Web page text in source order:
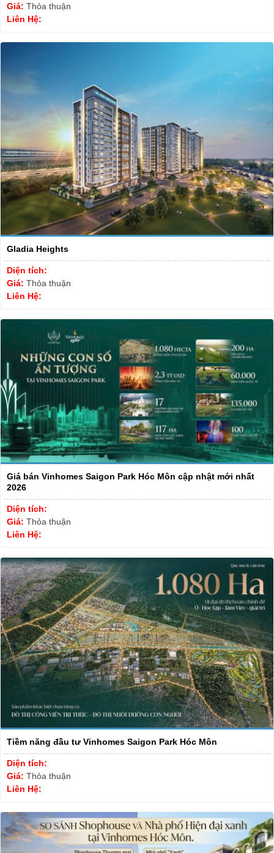
Giá: Thỏa thuận
Liên Hệ:
Gladia Heights
Diện tích:
Giá: Thỏa thuận
Liên Hệ:
Giá bán Vinhomes Saigon Park Hóc Môn cập nhật mới nhất
2026
Diện tích:
Giá: Thỏa thuận
Liên Hệ:
Tiềm năng đầu tư Vinhomes Saigon Park Hóc Môn
Diện tích:
Giá: Thỏa thuận
Liên Hệ: